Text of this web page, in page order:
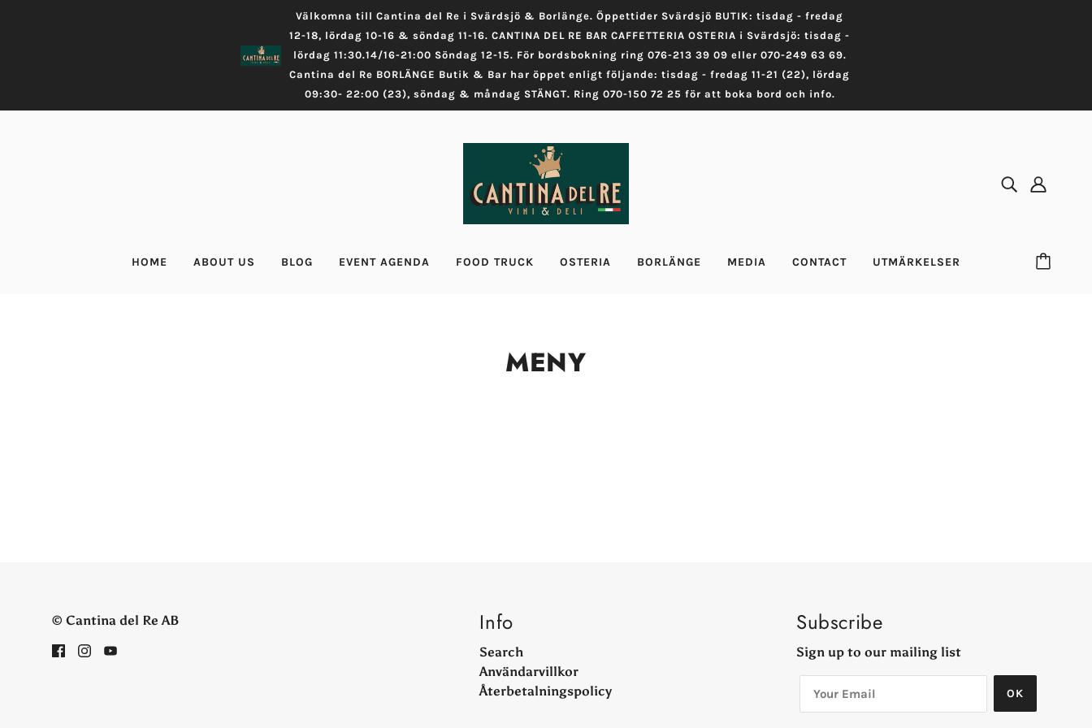
Välkomna till Cantina del Re i Svärdsjö & Borlänge. Öppettider Svärdsjö BUTIK: tisdag - fredag
12-18, lördag 10-16 & söndag 11-16. CANTINA DEL RE BAR CAFFETTERIA OSTERIA i Svärdsjö: tisdag -
lördag 11:30.14/16-21:00 Söndag 12-15. För bordsbokning ring 076-213 39 09 eller 070-249 63 69.
Cantina del Re BORLÄNGE Butik & Bar har öppet enligt följande: tisdag - fredag 11-21 (22), lördag
09:30- 22:00 (23), söndag & måndag STÄNGT. Ring 070-150 72 25 för att boka bord och info.
HOME ABOUT US BLOG EVENT AGENDA FOOD TRUCK OSTERIA BORLÄNGE MEDIA CONTACT UTMÄRKELSER
MENY
© Cantina del Re AB Info
Search
Användarvillkor
Återbetalningspolicy
Subscribe
Sign up to our mailing list
OK